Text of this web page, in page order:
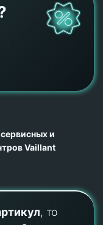
и
Vaillant
, то